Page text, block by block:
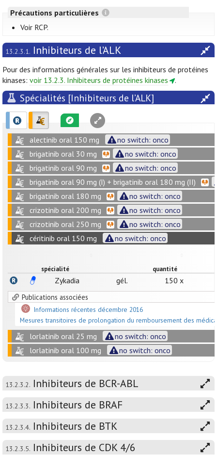
Précautions particulières
Voir RCP.
13.2.3.1. Inhibiteurs de l’ALK
Pour des informations générales sur les inhibiteurs de protéines
kinases: voir 13.2.3. Inhibiteurs de protéines kinases .
Spécialités [Inhibiteurs de l’ALK]
alectinib oral 150 mg
no switch: onco
brigatinib oral 30 mg
no switch: onco
brigatinib oral 90 mg
no switch: onco
brigatinib oral 90 mg (I) + brigatinib oral 180 mg (II)
brigatinib oral 180 mg
no switch: onco
crizotinib oral 200 mg
no switch: onco
crizotinib oral 250 mg
no switch: onco
céritinib oral 150 mg
no switch: onco
spécialité quantité
Zykadia gél. 150 x
Publications associées
Informations récentes décembre 2016
Mesures transitoires de prolongation du remboursement des
lorlatinib oral 25 mg
no switch: onco
lorlatinib oral 100 mg
no switch: onco
13.2.3.2. Inhibiteurs de BCR-ABL
13.2.3.3. Inhibiteurs de BRAF
13.2.3.4. Inhibiteurs de BTK
13.2.3.5. Inhibiteurs de CDK 4/6